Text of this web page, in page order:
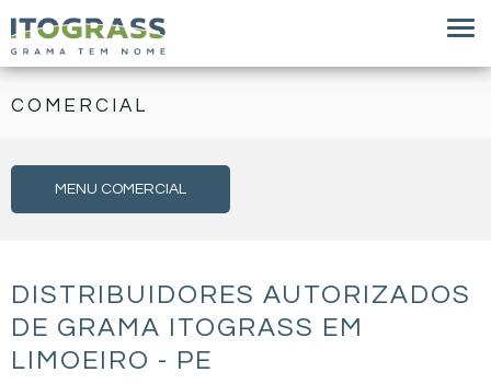
COMERCIAL
MENU COMERCIAL
DISTRIBUIDORES AUTORIZADOS
DE GRAMA ITOGRASS EM
LIMOEIRO - PE